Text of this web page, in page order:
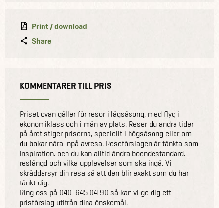
Print / download
Share
KOMMENTARER TILL PRIS
Priset ovan gäller för resor i lågsäsong, med flyg i
ekonomiklass och i mån av plats. Reser du andra tider
på året stiger priserna, speciellt i högsäsong eller om
du bokar nära inpå avresa. Reseförslagen är tänkta som
inspiration, och du kan alltid ändra boendestandard,
reslängd och vilka upplevelser som ska ingå. Vi
skräddarsyr din resa så att den blir exakt som du har
tänkt dig.
Ring oss på 040-645 04 90 så kan vi ge dig ett
prisförslag utifrån dina önskemål.